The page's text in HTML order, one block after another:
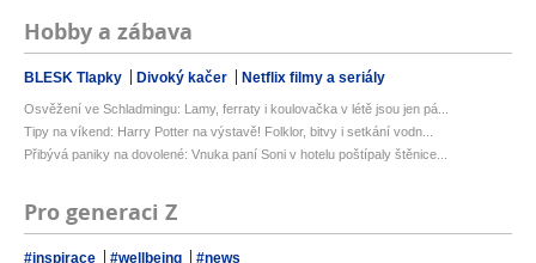
Hobby a zábava
BLESK Tlapky Divoký kačer Netflix filmy a seriály
Osvěžení ve Schladmingu: Lamy, ferraty i koulovačka v létě jsou jen pá...
Tipy na víkend: Harry Potter na výstavě! Folklor, bitvy i setkání vodn...
Přibývá paniky na dovolené: Vnuka paní Soni v hotelu poštípaly štěnice...
Pro generaci Z
#inspirace #wellbeing #news